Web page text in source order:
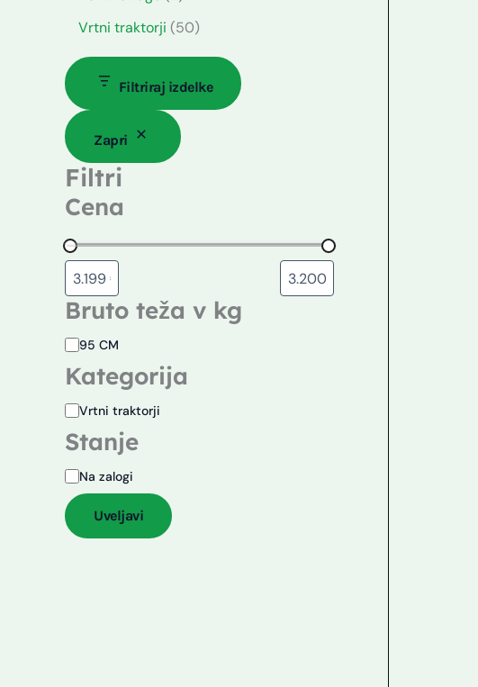
Vrtni traktorji 50
Filtriraj izdelke
Zapri
Filtri
Cena
Bruto teža v kg
95 CM
Kategorija
Vrtni traktorji
Stanje
Na zalogi
Uveljavi